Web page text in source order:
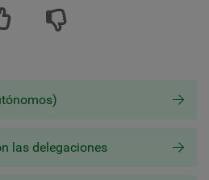
las delegaciones